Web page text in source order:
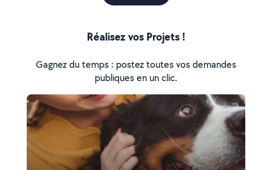
Réalisez vos Projets !
Gagnez du temps : postez toutes vos demandes
publiques en un clic.